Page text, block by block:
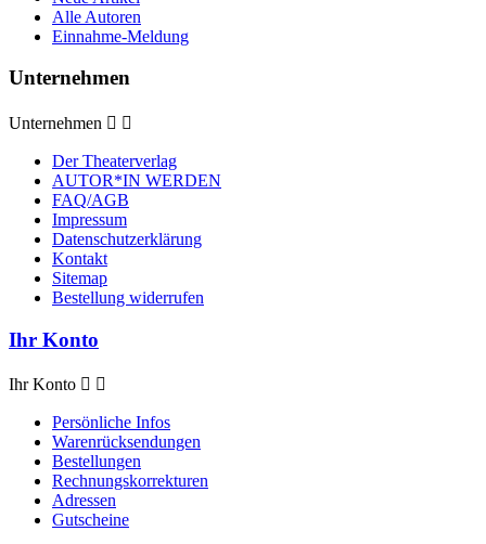
Alle Autoren
Einnahme-Meldung
Unternehmen
Unternehmen  
Der Theaterverlag
AUTOR*IN WERDEN
FAQ/AGB
Impressum
Datenschutzerklärung
Kontakt
Sitemap
Bestellung widerrufen
Ihr Konto
Ihr Konto  
Persönliche Infos
Warenrücksendungen
Bestellungen
Rechnungskorrekturen
Adressen
Gutscheine